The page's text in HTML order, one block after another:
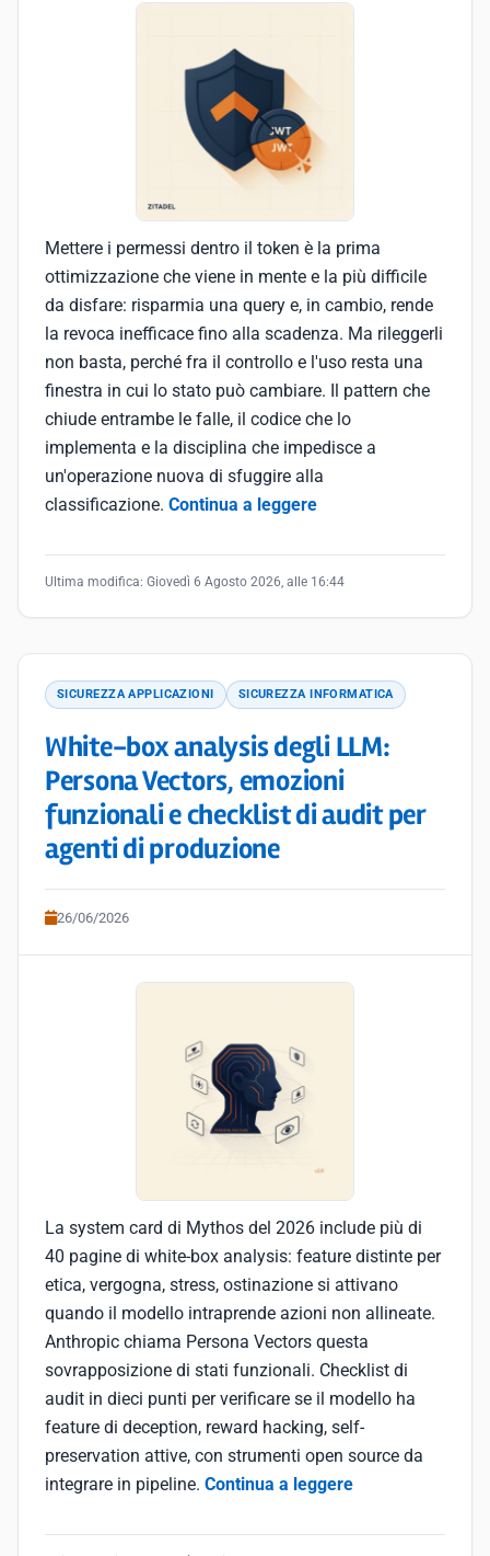
Mettere i permessi dentro il token è la prima
ottimizzazione che viene in mente e la più difficile
da disfare: risparmia una query e, in cambio, rende
la revoca inefficace fino alla scadenza. Ma rileggerli
non basta, perché fra il controllo e l'uso resta una
finestra in cui lo stato può cambiare. Il pattern che
chiude entrambe le falle, il codice che lo
implementa e la disciplina che impedisce a
un'operazione nuova di sfuggire alla
classificazione. Continua a leggere
Ultima modifica: Giovedì 6 Agosto 2026, alle 16:44
SICUREZZA APPLICAZIONI SICUREZZA INFORMATICA
White-box analysis degli LLM:
Persona Vectors, emozioni
funzionali e checklist di audit per
agenti di produzione
26/06/2026
La system card di Mythos del 2026 include più di
40 pagine di white-box analysis: feature distinte per
etica, vergogna, stress, ostinazione si attivano
quando il modello intraprende azioni non allineate.
Anthropic chiama Persona Vectors questa
sovrapposizione di stati funzionali. Checklist di
audit in dieci punti per verificare se il modello ha
feature di deception, reward hacking, self-
preservation attive, con strumenti open source da
integrare in pipeline. Continua a leggere